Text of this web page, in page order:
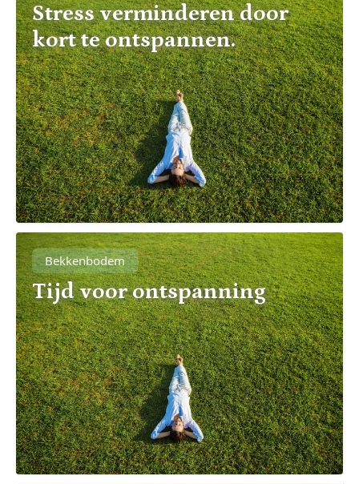
Stress verminderen door
kort te ontspannen.
Bekkenbodem
Tijd voor ontspanning